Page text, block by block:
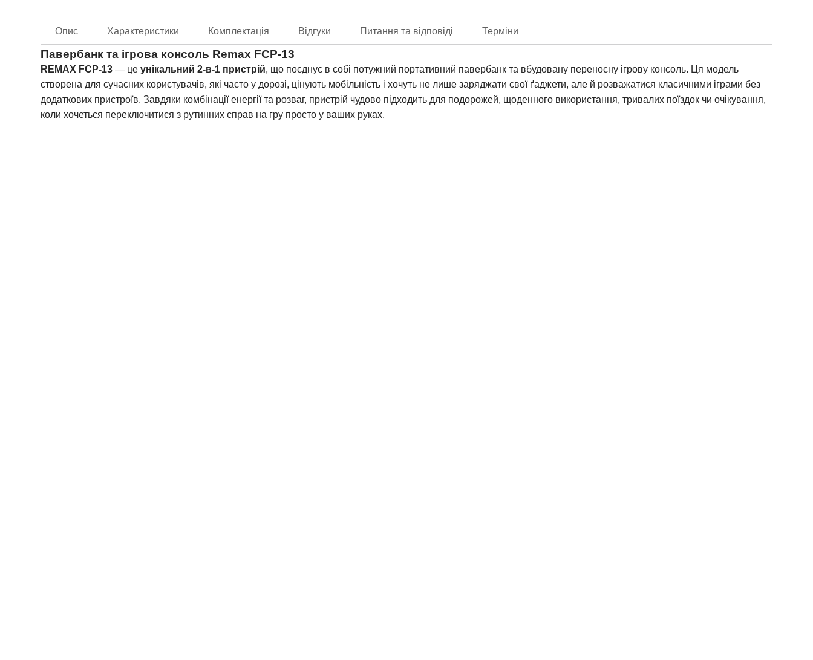
Опис Характеристики Комплектація Відгуки Питання та відповіді Терміни
Павербанк та ігрова консоль Remax FCP-13
REMAX FCP-13 — це унікальний 2-в-1 пристрій, що поєднує в собі потужний портативний павербанк та вбудовану переносну ігрову консоль. Ця модель
створена для сучасних користувачів, які часто у дорозі, цінують мобільність і хочуть не лише заряджати свої ґаджети, але й розважатися класичними іграми без
додаткових пристроїв. Завдяки комбінації енергії та розваг, пристрій чудово підходить для подорожей, щоденного використання, тривалих поїздок чи очікування,
коли хочеться переключитися з рутинних справ на гру просто у ваших руках.